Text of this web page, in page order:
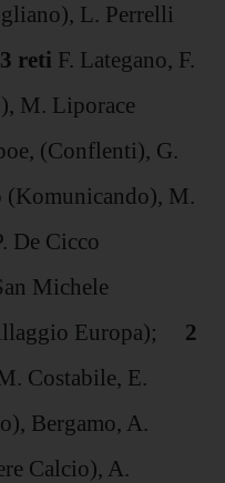
L. Perrelli
reti F. Lategano, F.
M. Liporace
(Conflenti), G.
(Komunicando), M.
De Cicco
Michele
Europa); 2
Costabile, E.
Bergamo, A.
Calcio), A.